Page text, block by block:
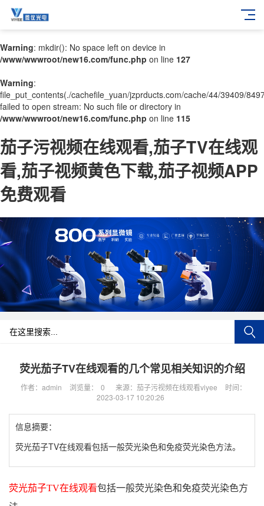
Warning: mkdir(): No space left on device in
/www/wwwroot/new16.com/func.php on line 127
Warning:
file_put_contents(./cachefile_yuan/jzprducts.com/cache/44/39409/
failed to open stream: No such file or directory in
/www/wwwroot/new16.com/func.php on line 115
茄子污视频在线观看,茄子TV在线观
看,茄子视频黄色下载,茄子视频APP
免费观看
荧光茄子TV在线观看的几个常见相关知识的介绍
作者：admin 浏览量： 0 来源：茄子污视频在线观看viyee
时间：
2023-03-17 10:20:26
信息摘要：
​荧光茄子TV在线观看包括一般荧光染色和免疫荧光染色方法。
荧光茄子TV在线观看包括一般荧光染色和免疫荧光染色方